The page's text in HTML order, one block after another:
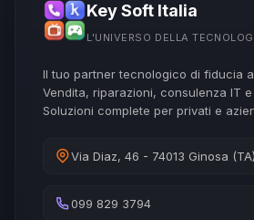
Key Soft Italia
L'UNIVERSO DELLA
Il tuo partner tecnologico di fiducia
Vendita, riparazioni, consulenza IT
Soluzioni complete per privati e
Via Diaz, 46 - 74013 Ginosa (TA)
099 829 3794